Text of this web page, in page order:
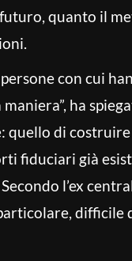
quanto il
con cui
ha
di costruire
fiduciari già
l’ex
difficile